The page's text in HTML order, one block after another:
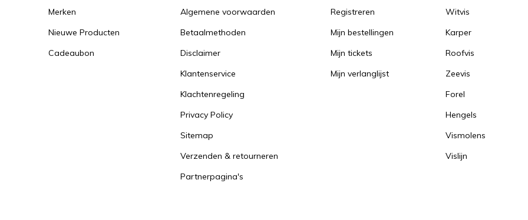
Merken
Nieuwe Producten
Cadeaubon
Algemene voorwaarden
Betaalmethoden
Disclaimer
Klantenservice
Klachtenregeling
Privacy Policy
Sitemap
Verzenden & retourneren
Partnerpagina's
Registreren
Mijn bestellingen
Mijn tickets
Mijn verlanglijst
Witvis
Karper
Roofvis
Zeevis
Forel
Hengels
Vismolens
Vislijn